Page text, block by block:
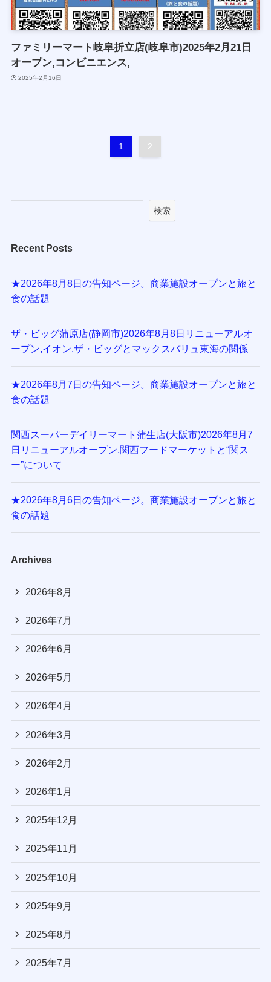
ファミリーマート岐阜折立店(岐阜市)2025年2月21日
オープン,コンビニエンス,
2025年2月16日
1 2
検索
Recent Posts
★2026年8月8日の告知ページ。商業施設オープンと旅と
食の話題
ザ・ビッグ蒲原店(静岡市)2026年8月8日リニューアルオ
ープン,イオン,ザ・ビッグとマックスバリュ東海の関係
★2026年8月7日の告知ページ。商業施設オープンと旅と
食の話題
関西スーパーデイリーマート蒲生店(大阪市)2026年8月7
日リニューアルオープン,関西フードマーケットと“関ス
ー”について
★2026年8月6日の告知ページ。商業施設オープンと旅と
食の話題
Archives
2026年8月
2026年7月
2026年6月
2026年5月
2026年4月
2026年3月
2026年2月
2026年1月
2025年12月
2025年11月
2025年10月
2025年9月
2025年8月
2025年7月